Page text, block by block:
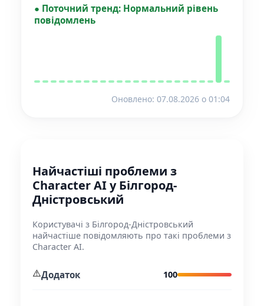
● Поточний тренд: Нормальний рівень
повідомлень
Оновлено: 07.08.2026 o 01:04
Найчастіші проблеми з
Character AI у Білгород-
Дністровський
Користувачі з Білгород-Дністровський
найчастіше повідомляють про такі проблеми з
Character AI.
⚠️Додаток 100